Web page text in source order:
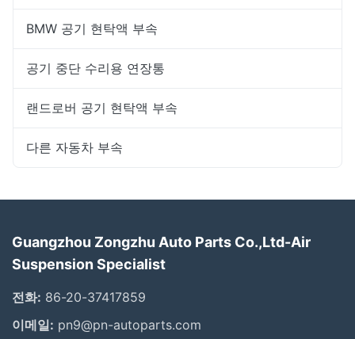
BMW 공기 현탁액 부속
공기 중단 수리용 연장통
랜드로버 공기 현탁액 부속
다른 자동차 부속
Guangzhou Zongzhu Auto Parts Co.,Ltd-Air
Suspension Specialist
전화: 86-20-37417859
이메일: pn9@pn-autoparts.com